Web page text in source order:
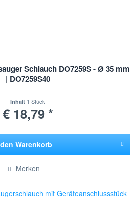
Schlauch DO7259S - Ø 35 mm
| DO7259S40
Inhalt 1 Stück
€ 18,79 *
Warenkorb
Merken